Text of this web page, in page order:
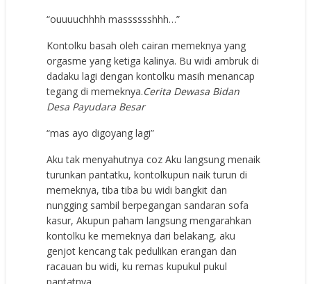
“ouuuuchhhh masssssshhh…”
Kontolku basah oleh cairan memeknya yang
orgasme yang ketiga kalinya. Bu widi ambruk di
dadaku lagi dengan kontolku masih menancap
tegang di memeknya.Cerita Dewasa Bidan
Desa Payudara Besar
“mas ayo digoyang lagi”
Aku tak menyahutnya coz Aku langsung menaik
turunkan pantatku, kontolkupun naik turun di
memeknya, tiba tiba bu widi bangkit dan
nungging sambil berpegangan sandaran sofa
kasur, Akupun paham langsung mengarahkan
kontolku ke memeknya dari belakang, aku
genjot kencang tak pedulikan erangan dan
racauan bu widi, ku remas kupukul pukul
pantatnya